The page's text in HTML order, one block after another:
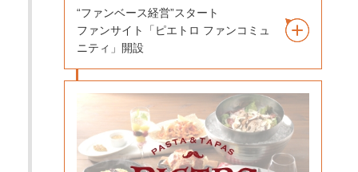
“ファンベース経営”スタート
ファンサイト「ピエトロ ファンコミュ
ニティ」開設